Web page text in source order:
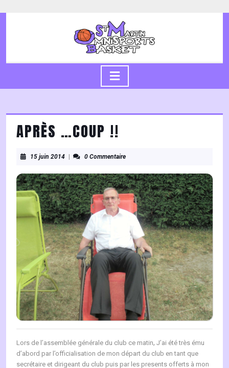
to
APRÈS …COUP !!
15 juin 201415
2014
0 Commentaire
Lors de l’assemblée générale du club ce matin, J’ai été très ému
d’abord par l’officialisation de mon départ du club en tant que
secrétaire et dirigeant du club puis par les presents offerts à mon